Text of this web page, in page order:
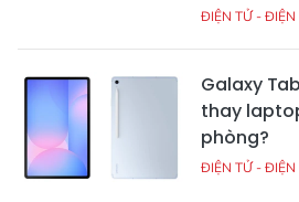
ĐIỆN TỬ -
Galaxy
thay
phòng?
ĐIỆN TỬ -